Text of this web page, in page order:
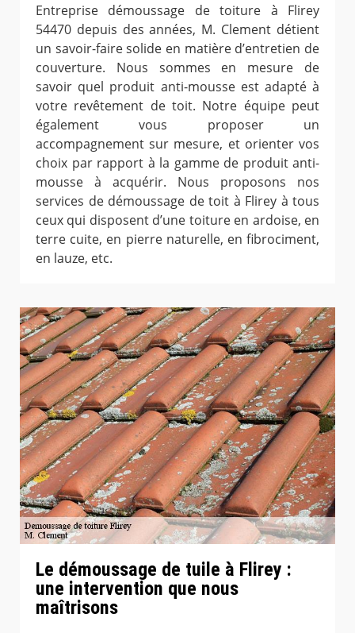
Entreprise démoussage de toiture à Flirey
54470 depuis des années, M. Clement détient
un savoir-faire solide en matière d’entretien de
couverture. Nous sommes en mesure de
savoir quel produit anti-mousse est adapté à
votre revêtement de toit. Notre équipe peut
également vous proposer un
accompagnement sur mesure, et orienter vos
choix par rapport à la gamme de produit anti-
mousse à acquérir. Nous proposons nos
services de démoussage de toit à Flirey à tous
ceux qui disposent d’une toiture en ardoise, en
terre cuite, en pierre naturelle, en fibrociment,
en lauze, etc.
Le démoussage de tuile à Flirey :
une intervention que nous
maîtrisons